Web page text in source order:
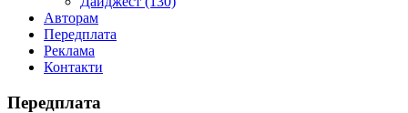
Авторам
Передплата
Реклама
Контакти
Передплата